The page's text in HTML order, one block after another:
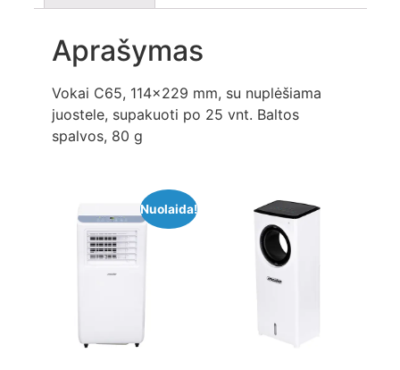
Aprašymas
Vokai C65, 114×229 mm, su nuplėšiama
juostele, supakuoti po 25 vnt. Baltos
spalvos, 80 g
Nuolaida!